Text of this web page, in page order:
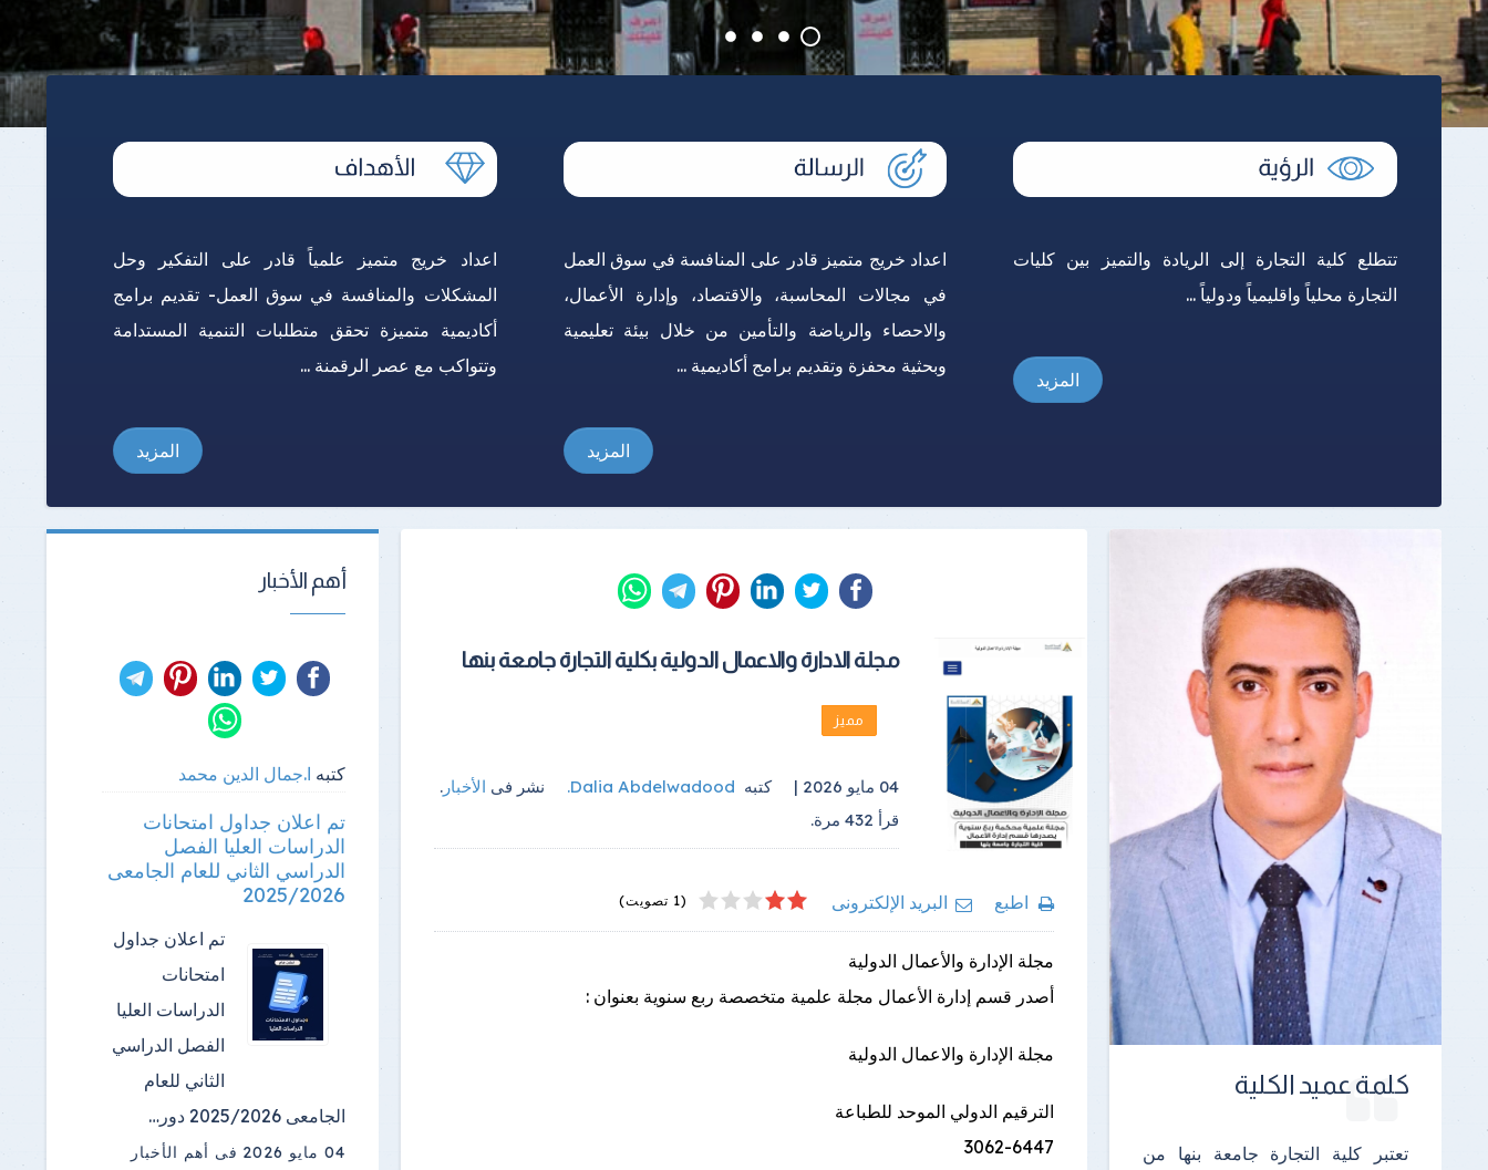
نتائج الإمتحانات الطلاب الوافدون خدمات خاصة (طلاب الدمج)ميثاق أخلاقيات البحث العلمى
معاييركتابة الرسالة العلمية
التعاون المحلي والأقليمي
ورش العمل والدورات التدريبية
وحدة السلامة والصحة المهنية وحدة الدعم النفسى
اتصل بنا
تتطلع كلية التجارة إلى الريادة والتميز بين كليات
التجارة محلياً واقليمياً ودولياً ...
المزيد
اعداد خريج متميز قادر على المنافسة في سوق العمل
في مجالات المحاسبة، والاقتصاد، وإدارة الأعمال،
والاحصاء والرياضة والتأمين من خلال بيئة تعليمية
وبحثية محفزة وتقديم برامج أكاديمية ...
المزيد
اعداد خريج متميز علمياً قادر على التفكير وحل
المشكلات والمنافسة في سوق العمل- تقديم برامج
أكاديمية متميزة تحقق متطلبات التنمية المستدامة
وتتواكب مع عصر الرقمنة ...
المزيد
مجلة الادارة والاعمال الدولية بكلية التجارة جامعة بنها
مميز
04 مايو 2026 | كتبه Dalia Abdelwadood
. نشر فى الأخبار .
قرأ 432 مرة.
اطبع البريد الإلكترونى 1
2
3
4
5 (1 تصويت)
مجلة الإدارة والأعمال الدولية
أصدر قسم إدارة الأعمال مجلة علمية متخصصة ربع سنوية بعنوان :
مجلة الإدارة والاعمال الدولية
الترقيم الدولي الموحد للطباعة
3062-6447
كلمة عميد الكلية
تعتبر كلية التجارة جامعة بنها من
أهم الأخبار
كتبه ا.جمال الدين محمد
تم اعلان جداول امتحانات
الدراسات العليا الفصل
الدراسي الثاني للعام الجامعى
2025/2026
تم اعلان جداول
امتحانات
الدراسات العليا
الفصل الدراسي
الثاني للعام
الجامعى 2025/2026 دور…
04 مايو 2026 فى أهم الأخبار